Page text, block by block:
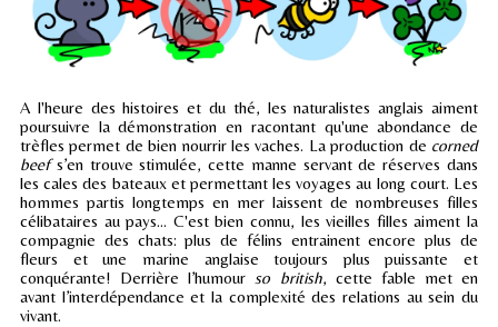
A l'heure des histoires et du thé, les naturalistes anglais aiment
poursuivre la démonstration en racontant qu'une abondance de
trèfles permet de bien nourrir les vaches. La production de corned
beefs’en trouve stimulée, cette manne servant de réserves dans
les cales des bateaux et permettant les voyages au long court. Les
hommes partis longtemps en mer laissent de nombreuses filles
célibataires au pays... C'est bien connu, les vieilles filles aiment la
compagnie des chats: plus de félins entrainent encore plus de
fleurs et une marine anglaise toujours plus puissante et
conquérante! Derrière l’humour so british, cette fable met en
avant l’interdépendance et la complexité des relations au sein du
vivant.